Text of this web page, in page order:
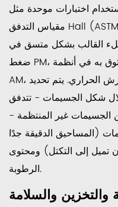
اختبارات موحدة مثل
مقياس التدفق Hall (ASTM B213) أو اختبارات قمع كارني. تعد
لملء القالب بشكل متسق في
ضغط PM، وترسيب مسحوق المسحوق الموثوق به في أنظمة
AM، والقياس الدقيق في معدات الرش الحراري. يتم تحديد
شكل الجسيمات - تتدفق
الجسيمات غير المنتظمة -
(المساحيق الدقيقة جدًا
عن 10 ميكرون تميل إلى التكتل) ومحتوى
الرطوبة.
والتخزين والسلامة